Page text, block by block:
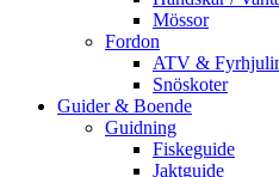
Mössor
Fordon
ATV &
Snöskoter
Guider & Boende
Guidning
Fiskeguide
Jaktguide